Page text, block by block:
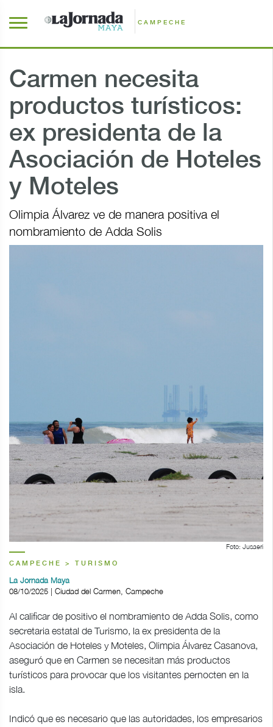
CAMPECHE
Carmen necesita
productos turísticos:
ex presidenta de la
Asociación de Hoteles
y Moteles
Olimpia Álvarez ve de manera positiva el
nombramiento de Adda Solis
Foto: Jusaeri
CAMPECHE > TURISMO
La Jornada Maya
08/10/2025 | Ciudad del Carmen, Campeche
Al calificar de positivo el nombramiento de Adda Solis, como
secretaria estatal de Turismo, la ex presidenta de la
Asociación de Hoteles y Moteles, Olimpia Álvarez Casanova,
aseguró que en Carmen se necesitan más productos
turísticos para provocar que los visitantes pernocten en la
isla.
Indicó que es necesario que las autoridades, los empresarios